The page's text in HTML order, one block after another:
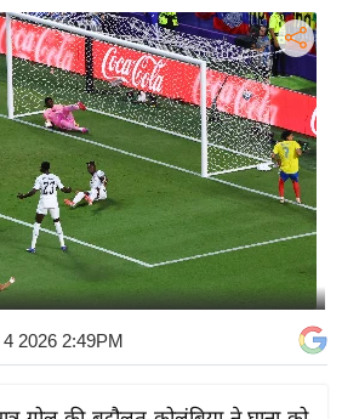
2026 2:49PM